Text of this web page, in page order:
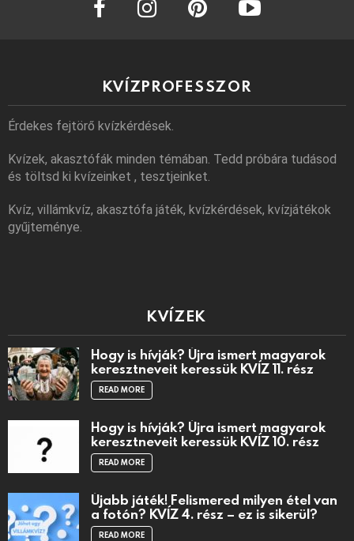
KVÍZPROFESSZOR
Érdekes fejtörő kvízkérdések.
Kvízek, akasztófák minden témában. Tedd próbára tudásod
és töltsd ki kvízeinket , tesztjeinket.
Kvíz, villámkvíz, akasztófa játék, kvízkérdések, kvízjátékok
gyűjteménye.
KVÍZEK
Hogy is hívják? Újra ismert magyarok
keresztneveit keressük KVÍZ 11. rész
READ MORE
Hogy is hívják? Újra ismert magyarok
keresztneveit keressük KVÍZ 10. rész
READ MORE
Újabb játék! Felismered milyen étel van
a fotón? KVÍZ 4. rész – ez is sikerül?
READ MORE